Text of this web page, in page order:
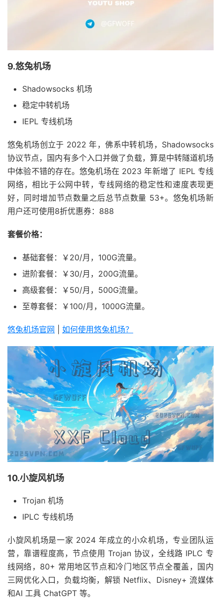
9.悠兔机场
Shadowsocks 机场
稳定中转机场
IEPL 专线机场
悠兔机场创立于 2022 年，佛系中转机场，Shadowsocks
协议节点，国内有多个入口并做了负载，算是中转隧道机场
中体验不错的存在。悠兔机场在 2023 年新增了 IEPL 专线
网络，相比于公网中转，专线网络的稳定性和速度表现更
好，同时增加节点数量之后总节点数量 53+。悠兔机场新
用户还可使用8折优惠券：888
套餐价格：
基础套餐：￥20/月，100G流量。
进阶套餐：￥30/月，200G流量。
高级套餐：￥50/月，500G流量。
至尊套餐：￥100/月，1000G流量。
悠兔机场官网 如何使用悠兔机场？
10.小旋风机场
Trojan 机场
IPLC 专线机场
小旋风机场是一家 2024 年成立的小众机场，专业团队运
营，靠谱程度高，节点使用 Trojan 协议，全线路 IPLC 专
线网络，80+ 常用地区节点和冷门地区节点全覆盖，国内
三网优化入口，负载均衡，解锁 Netflix、Disney+ 流媒体
和AI 工具 ChatGPT 等。